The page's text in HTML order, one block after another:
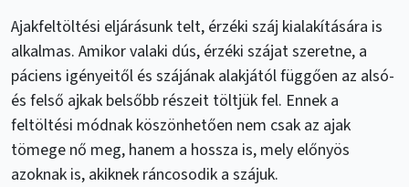
Ajakfeltöltési eljárásunk telt, érzéki száj kialakítására is
alkalmas. Amikor valaki dús, érzéki szájat szeretne, a
páciens igényeitől és szájának alakjától függően az alsó-
és felső ajkak belsőbb részeit töltjük fel. Ennek a
feltöltési módnak köszönhetően nem csak az ajak
tömege nő meg, hanem a hossza is, mely előnyös
azoknak is, akiknek ráncosodik a szájuk.